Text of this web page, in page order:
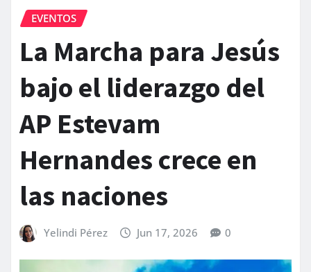
EVENTOS
La Marcha para Jesús
bajo el liderazgo del
AP Estevam
Hernandes crece en
las naciones
Yelindi Pérez Jun 17, 2026 0